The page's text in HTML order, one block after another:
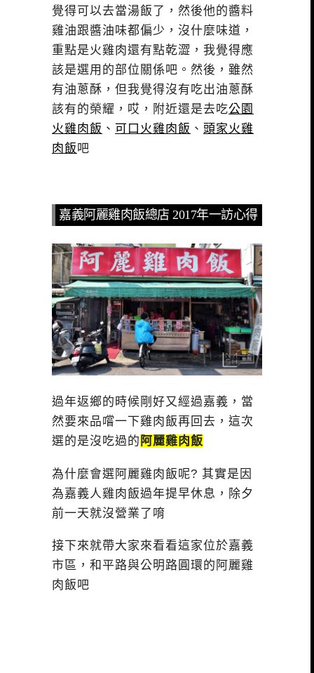
覺得可以去當湯飯了，然後他的醬料
雞油跟醬油味都偏少，沒什麼味道，
重點是火雞肉還有點乾澀，我覺得應
該是選用的部位關係吧。然後，雖然
有油蔥酥，但我覺得沒有吃出油蔥酥
該有的榮耀，哎，附近還是去吃公園
火雞肉飯 、 可口火雞肉飯 、 頭家火雞
肉飯吧
嘉義阿麗雞肉飯總店 2017年一訪心得
過年返鄉的時候剛好又經過嘉義，當
然要來品嚐一下雞肉飯再回去，這次
選的是沒吃過的 阿麗雞肉飯
為什麼會選阿麗雞肉飯呢? 其實是因
為嘉義人雞肉飯過年提早休息，除夕
前一天就沒營業了唷
接下來就帶大家來看看這家位於嘉義
市區，和平路與公明路圓環的阿麗雞
肉飯吧